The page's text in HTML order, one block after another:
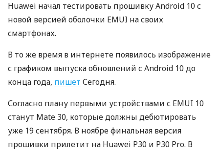
Huawei начал тестировать прошивку Android 10 с
новой версией оболочки EMUI на своих
смартфонах.
В то же время в интернете появилось изображение
с графиком выпуска обновлений с Android 10 до
конца года, пишет Сегодня.
Согласно плану первыми устройствами с EMUI 10
станут Mate 30, которые должны дебютировать
уже 19 сентября. В ноябре финальная версия
прошивки прилетит на Huawei P30 и P30 Pro. В